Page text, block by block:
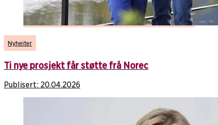
Nyheiter
Ti nye prosjekt får støtte frå Norec
Publisert: 20.04.2026